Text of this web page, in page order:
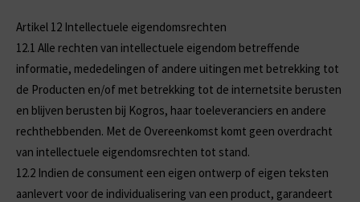
Artikel 12 Intellectuele eigendomsrechten
12.1 Alle rechten van intellectuele eigendom betreffende
informatie, mededelingen of andere uitingen met betrekking tot
de Producten en/of met betrekking tot de internetsite berusten
en blijven berusten bij Kogros, haar toeleveranciers en andere
rechthebbenden. Met de Overeenkomst komt geen overdracht
van intellectuele eigendomsrechten tot stand.
12.2 Indien de consument een eigen ontwerp of eigen teksten
aanlevert voor de individualisering van een product, garandeert